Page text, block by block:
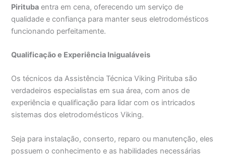
Pirituba entra em cena, oferecendo um serviço de
qualidade e confiança para manter seus eletrodomésticos
funcionando perfeitamente.
Qualificação e Experiência Inigualáveis
Os técnicos da Assistência Técnica Viking Pirituba são
verdadeiros especialistas em sua área, com anos de
experiência e qualificação para lidar com os intricados
sistemas dos eletrodomésticos Viking.
Seja para instalação, conserto, reparo ou manutenção, eles
possuem o conhecimento e as habilidades necessárias